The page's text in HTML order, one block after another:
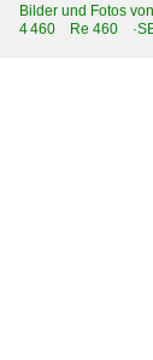
Bilder und Fotos
4 460 Re 460